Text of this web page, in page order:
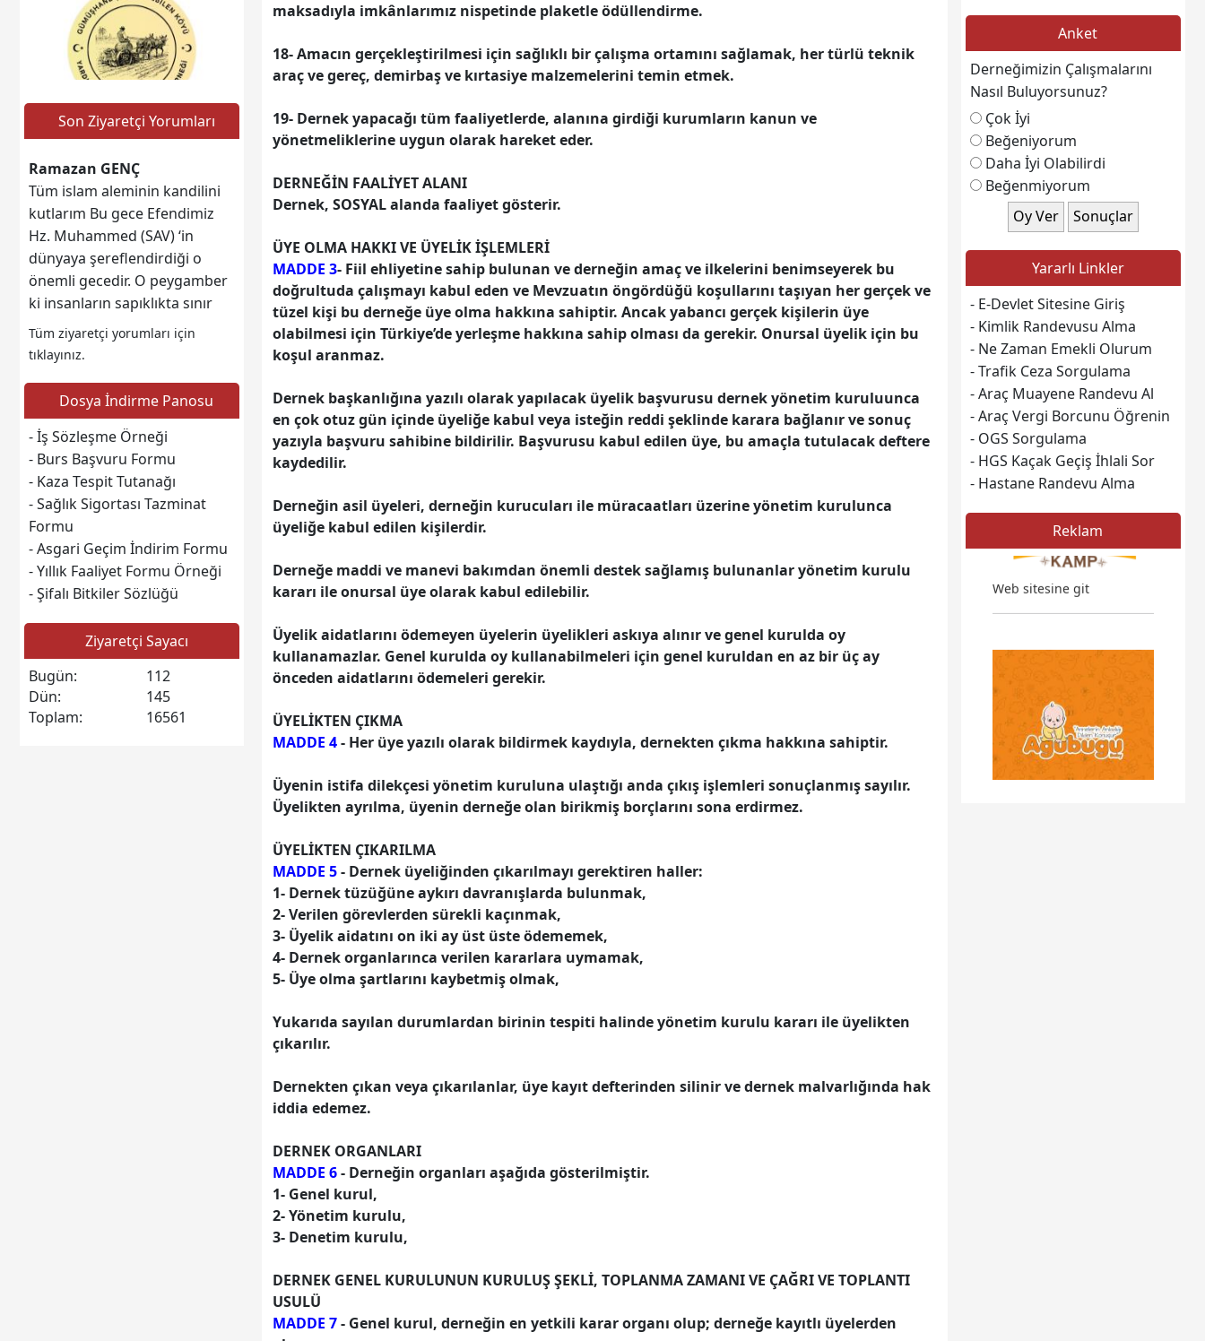
Web sitesine git
Web sitesine git
Web sitesine git
Son Ziyaretçi Yorumları
Ramazan GENÇ
Tüm islam aleminin kandilini
kutlarım Bu gece Efendimiz
Hz. Muhammed (SAV) ‘in
dünyaya şereflendirdiği o
önemli gecedir. O peygamber
ki insanların sapıklıkta sınır
tanımadığı, cehalette en üst
seviyelere ulaştığı, küfür ve
şirkin kölesi olduğu bir
zamanda dünyaya şeref
vermiş ve dünyaya ilahi bir
nur, rahmani bir şifa olmuştur
Dualarımız bu gece eksik
olmasın, kalplerimiz imanla
dolsun, kandiliniz mübarek
olsun!
Ramazan genç
Sayın Yol bilen Köylülerim 10
yayında tutmak bir görev
bildik kendimize buradaki
amacımız geçmişten geleceğe
yaşam tarzımızı iyi bir şekilde
gelecek olan gençlere
Tüm ziyaretçi yorumları için
tıklayınız.
Dosya İndirme Panosu
- İş Sözleşme Örneği
- Burs Başvuru Formu
- Kaza Tespit Tutanağı
- Sağlık Sigortası Tazminat
Formu
- Asgari Geçim İndirim Formu
- Yıllık Faaliyet Formu Örneği
- Şifalı Bitkiler Sözlüğü
Ziyaretçi Sayacı
Bugün:
112
Dün:
145
Toplam:
16561
maksadıyla imkânlarımız nispetinde plaketle ödüllendirme.
18- Amacın gerçekleştirilmesi için sağlıklı bir çalışma ortamını sağlamak, her türlü teknik
araç ve gereç, demirbaş ve kırtasiye malzemelerini temin etmek.
19- Dernek yapacağı tüm faaliyetlerde, alanına girdiği kurumların kanun ve
yönetmeliklerine uygun olarak hareket eder.
DERNEĞİN FAALİYET ALANI
Dernek, SOSYAL alanda faaliyet gösterir.
ÜYE OLMA HAKKI VE ÜYELİK İŞLEMLERİ
MADDE 3- Fiil ehliyetine sahip bulunan ve derneğin amaç ve ilkelerini benimseyerek bu
doğrultuda çalışmayı kabul eden ve Mevzuatın öngördüğü koşullarını taşıyan her gerçek ve
tüzel kişi bu derneğe üye olma hakkına sahiptir. Ancak yabancı gerçek kişilerin üye
olabilmesi için Türkiye’de yerleşme hakkına sahip olması da gerekir. Onursal üyelik için bu
koşul aranmaz.
Dernek başkanlığına yazılı olarak yapılacak üyelik başvurusu dernek yönetim kuruluunca
en çok otuz gün içinde üyeliğe kabul veya isteğin reddi şeklinde karara bağlanır ve sonuç
yazıyla başvuru sahibine bildirilir. Başvurusu kabul edilen üye, bu amaçla tutulacak deftere
kaydedilir.
Derneğin asil üyeleri, derneğin kurucuları ile müracaatları üzerine yönetim kurulunca
üyeliğe kabul edilen kişilerdir.
Derneğe maddi ve manevi bakımdan önemli destek sağlamış bulunanlar yönetim kurulu
kararı ile onursal üye olarak kabul edilebilir.
Üyelik aidatlarını ödemeyen üyelerin üyelikleri askıya alınır ve genel kurulda oy
kullanamazlar. Genel kurulda oy kullanabilmeleri için genel kuruldan en az bir üç ay
önceden aidatlarını ödemeleri gerekir.
ÜYELİKTEN ÇIKMA
MADDE 4- Her üye yazılı olarak bildirmek kaydıyla, dernekten çıkma hakkına sahiptir.
Üyenin istifa dilekçesi yönetim kuruluna ulaştığı anda çıkış işlemleri sonuçlanmış sayılır.
Üyelikten ayrılma, üyenin derneğe olan birikmiş borçlarını sona erdirmez.
ÜYELİKTEN ÇIKARILMA
MADDE 5- Dernek üyeliğinden çıkarılmayı gerektiren haller:
1- Dernek tüzüğüne aykırı davranışlarda bulunmak,
2- Verilen görevlerden sürekli kaçınmak,
3- Üyelik aidatını on iki ay üst üste ödememek,
4- Dernek organlarınca verilen kararlara uymamak,
5- Üye olma şartlarını kaybetmiş olmak,
Yukarıda sayılan durumlardan birinin tespiti halinde yönetim kurulu kararı ile üyelikten
çıkarılır.
Dernekten çıkan veya çıkarılanlar, üye kayıt defterinden silinir ve dernek malvarlığında hak
iddia edemez.
DERNEK ORGANLARI
MADDE 6- Derneğin organları aşağıda gösterilmiştir.
1- Genel kurul,
2- Yönetim kurulu,
3- Denetim kurulu,
DERNEK GENEL KURULUNUN KURULUŞ ŞEKLİ, TOPLANMA ZAMANI VE ÇAĞRI VE TOPLANTI
USULÜ
MADDE 7- Genel kurul, derneğin en yetkili karar organı olup; derneğe kayıtlı üyelerden
Anket
Derneğimizin Çalışmalarını
Nasıl Buluyorsunuz?
Çok İyi
Beğeniyorum
Daha İyi Olabilirdi
Beğenmiyorum
Yararlı Linkler
- E-Devlet Sitesine Giriş
- Kimlik Randevusu Alma
- Ne Zaman Emekli Olurum
- Trafik Ceza Sorgulama
- Araç Muayene Randevu Al
- Araç Vergi Borcunu Öğrenin
- OGS Sorgulama
- HGS Kaçak Geçiş İhlali Sor
- Hastane Randevu Alma
Reklam
Web sitesine git